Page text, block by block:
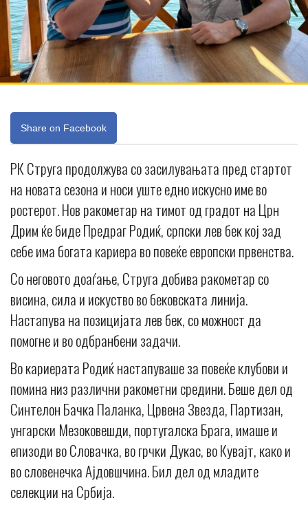
Share on Facebook
РК Струга продолжува со засилувањата пред стартот
на новата сезона и носи уште едно искусно име во
ростерот. Нов ракометар на тимот од градот на Црн
Дрим ќе биде Предраг Родиќ, српски лев бек кој зад
себе има богата кариера во повеќе европски првенства.
Со неговото доаѓање, Струга добива ракометар со
висина, сила и искуство во бековската линија.
Настапува на позицијата лев бек, со можност да
помогне и во одбранбени задачи.
Во кариерата Родиќ настапуваше за повеќе клубови и
помина низ различни ракометни средини. Беше дел од
Синтелон Бачка Паланка, Црвена Звезда, Партизан,
унгарски Мезоковешди, португалска Брага, имаше и
епизоди во Словачка, во грчки Дукас, во Кувајт, како и
во словенечка Ајдовшчина. Бил дел од младите
селекции на Србија.